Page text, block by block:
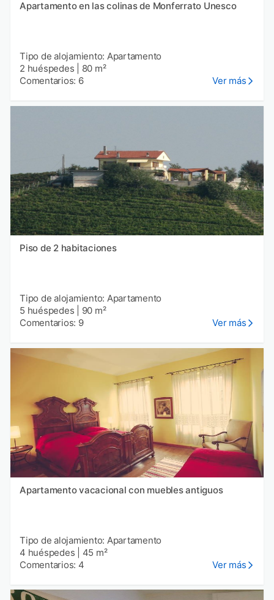
Apartamento en las colinas de Monferrato Unesco
Tipo de alojamiento: Apartamento
2 huéspedes
80 m²
Comentarios: 6
Ver más
Piso de 2 habitaciones
Tipo de alojamiento: Apartamento
5 huéspedes
90 m²
Comentarios: 9
Ver más
Apartamento vacacional con muebles antiguos
Tipo de alojamiento: Apartamento
4 huéspedes
45 m²
Comentarios: 4
Ver más